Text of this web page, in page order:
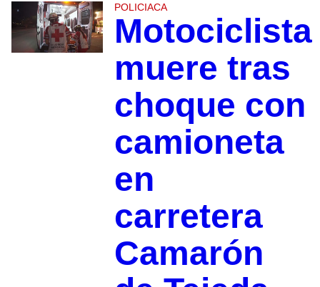
POLICIACA
Motociclista
muere tras
choque con
camioneta
en
carretera
Camarón